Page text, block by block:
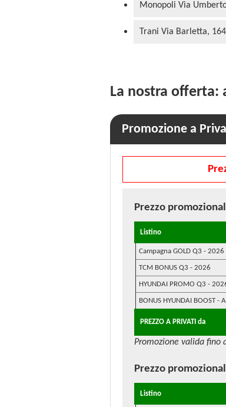
Monopoli Via
Trani Via Barletta, 164
La nostra offerta:
Promozione a
Prezzo
Listino
Campagna GOLD Q3 - 2026
TCM BONUS Q3 - 2026
HYUNDAI PROMO Q3 -
BONUS HYUNDAI BOOST -
PREZZO A PRIVATI da
Promozione valida fino
Prezzo
Listino